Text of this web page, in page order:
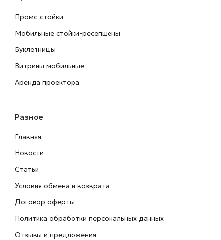
Промо стойки
Мобильные стойки-ресепшены
Буклетницы
Витрины мобильные
Аренда проектора
Разное
Главная
Новости
Статьи
Условия обмена и возврата
Договор оферты
Политика обработки персональных данных
Отзывы и предложения